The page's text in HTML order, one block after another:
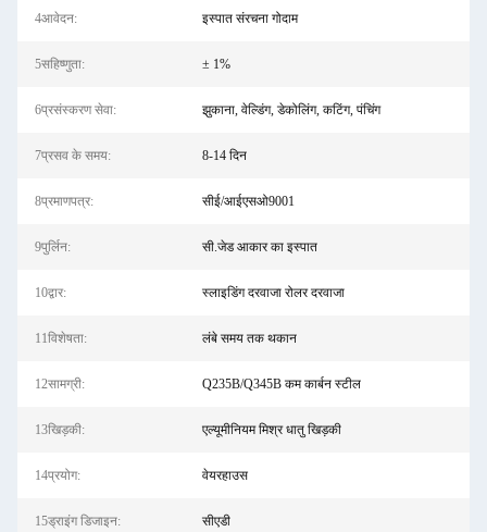
4आवेदन: इस्पात संरचना गोदाम
5सहिष्णुता: ± 1%
6प्रसंस्करण सेवा: झुकाना, वेल्डिंग, डेकोलिंग, कटिंग, पंचिंग
7प्रसव के समय: 8-14 दिन
8प्रमाणपत्र: सीई/आईएसओ9001
9पुर्लिन: सी.जेड आकार का इस्पात
10द्वार: स्लाइडिंग दरवाजा रोलर दरवाजा
11विशेषता: लंबे समय तक थकान
12सामग्री: Q235B/Q345B कम कार्बन स्टील
13खिड़की: एल्यूमीनियम मिश्र धातु खिड़की
14प्रयोग: वेयरहाउस
15ड्राइंग डिजाइन: सीएडी